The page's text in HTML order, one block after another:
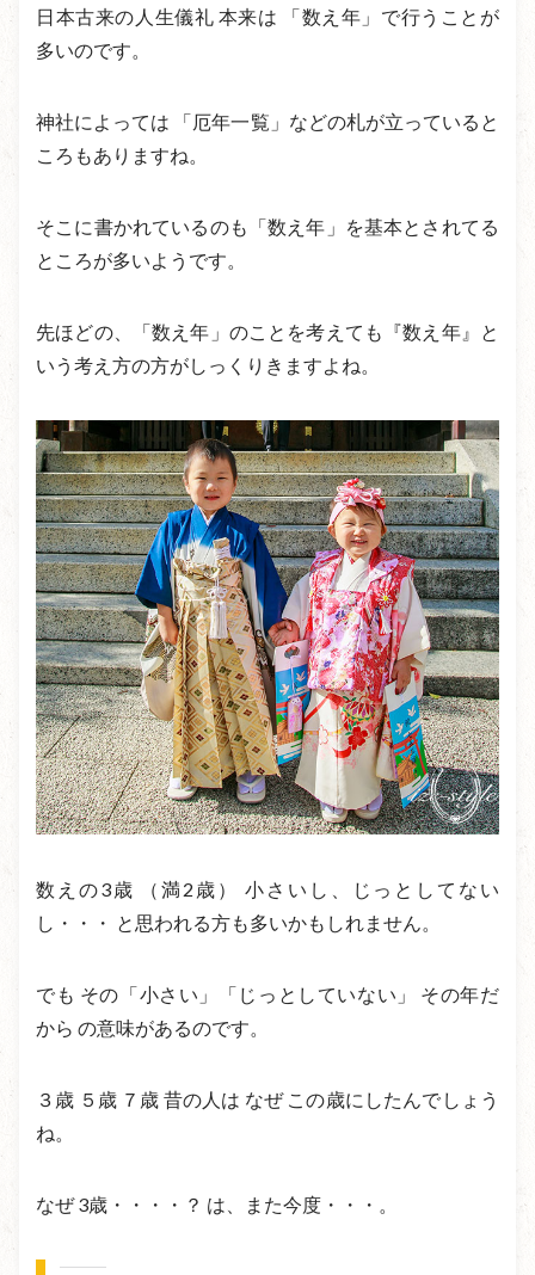
日本古来の人生儀礼 本来は 「数え年」で行うことが
多いのです。
神社によっては 「厄年一覧」などの札が立っていると
ころもありますね。
そこに書かれているのも「数え年」を基本とされてる
ところが多いようです。
先ほどの、「数え年」のことを考えても『数え年』と
いう考え方の方がしっくりきますよね。
数えの3歳 （満2歳） 小さいし、じっとしてない
し・・・ と思われる方も多いかもしれません。
でも その「小さい」「じっとしていない」 その年だ
から の意味があるのです。
３歳 ５歳 ７歳 昔の人は なぜ この歳にしたんでしょう
ね。
なぜ 3歳・・・・？ は、また今度・・・。